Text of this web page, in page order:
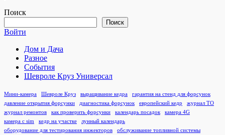
Поиск
Поиск
Войти
Дом и Дача
Разное
События
Шевроле Круз Универсал
Мини-камера Шевроле Круз выращивание кедра
гарантия на стенд для форсунок
давление открытия форсунки
диагностика форсунок европейский кедр
журнал ТО
журнал ремонтов
как проверить форсунки календарь посадок
камера 4G
камера с sim
кедр на участке
лунный календарь
оборудование для тестирования инжекторов
обслуживание топливной системы